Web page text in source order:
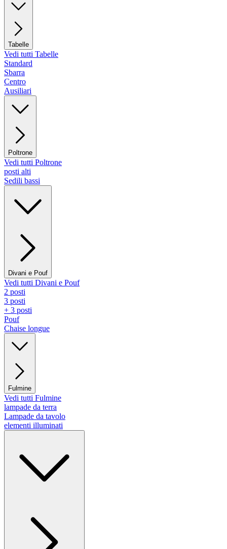
Tabelle
Vedi tutti Tabelle
Standard
Sbarra
Centro
Ausiliari
Poltrone
Vedi tutti Poltrone
posti alti
Sedili bassi
Divani e Pouf
Vedi tutti Divani e Pouf
2 posti
3 posti
+ 3 posti
Pouf
Chaise longue
Fulmine
Vedi tutti Fulmine
lampade da terra
Lampade da tavolo
elementi illuminati